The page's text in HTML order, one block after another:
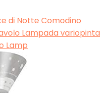
di Notte Comodino
Lampada variopinta
Lamp